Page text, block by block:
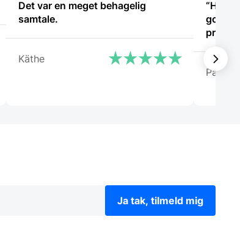
Det var en meget behagelig
samtale.
Käthe
“Har
god
Patricia
Ja tak, tilmeld mig